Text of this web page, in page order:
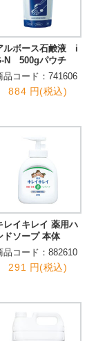
ルボース石鹸液 i
N 500gパウチ
品コード：741606
884 円(税込)
レイキレイ 薬用ハ
ドソープ 本体
品コード：882610
291 円(税込)